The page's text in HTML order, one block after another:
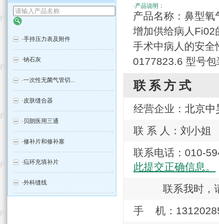
·产品说明：
产品名称：鼻型
增加供给病人Fi02
手术中病人的安
0177823.6 型号
联系方式
经营企业： 北京中
联 系 人：刘小姐
联系电话：
此提交正确信息。
联系我时，
手 机：
·手持压力表及附件
·钠石灰
·一次性无菌气管切...
·皮肤缝合器
· 贝朗医用三通
·修补片和修补塞
·疝环充填补片
·外科缝线